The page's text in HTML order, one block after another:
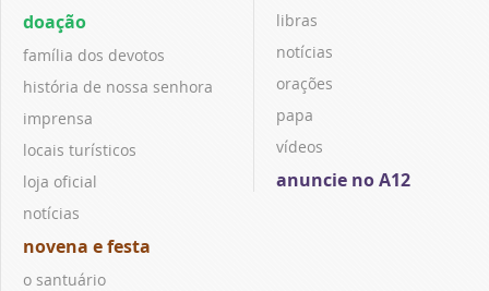
doação
família dos devotos
história de nossa senhora
imprensa
locais turísticos
loja oficial
notícias
novena e festa
o santuário
libras
notícias
orações
papa
vídeos
anuncie no A12